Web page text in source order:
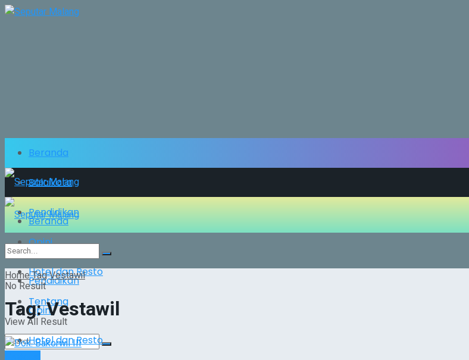
Beranda
Balaikota
Pendidikan
Opini
Hotel dan Resto
Tentang
Beranda
Balaikota
Pendidikan
Opini
Hotel dan Resto
No Result
View All Result
HomeTagVestawil
Tag:Vestawil